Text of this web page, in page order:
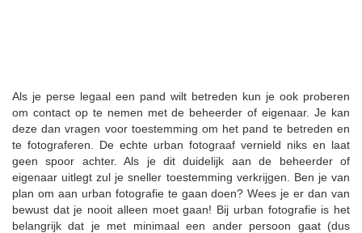
Als je perse legaal een pand wilt betreden kun je ook proberen
om contact op te nemen met de beheerder of eigenaar. Je kan
deze dan vragen voor toestemming om het pand te betreden en
te fotograferen. De echte urban fotograaf vernield niks en laat
geen spoor achter. Als je dit duidelijk aan de beheerder of
eigenaar uitlegt zul je sneller toestemming verkrijgen. Ben je van
plan om aan urban fotografie te gaan doen? Wees je er dan van
bewust dat je nooit alleen moet gaan! Bij urban fotografie is het
belangrijk dat je met minimaal een ander persoon gaat (dus